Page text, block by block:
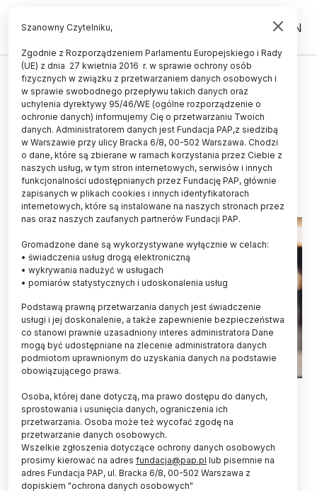
PL EN
ZDROWIE
Raport PAN: używanie nikotyny
bez udziału tytoniu zwiększa się
także wśród młodzieży
05.06.2023
aktualizacja: 05.06.2023
4 minuty czytania
Używanie nikotyny bez udziału tytoniu zwiększa
się także wśród młodzieży - wynika z raportu PAN
"Polskie zdrowie 2.0". Nikotyna podawana bez
udziału tytoniu budzi zaniepokojenie specjalistów
od uzależnień - powiedział PAP psychiatra i
Szanowny Czytelniku,
Zgodnie z Rozporządzeniem Parlamentu Europejskiego i Rady
(UE) z dnia 27 kwietnia 2016 r. w sprawie ochrony osób
fizycznych w związku z przetwarzaniem danych osobowych i
w sprawie swobodnego przepływu takich danych oraz
uchylenia dyrektywy 95/46/WE (ogólne rozporządzenie o
ochronie danych) informujemy Cię o przetwarzaniu Twoich
danych. Administratorem danych jest Fundacja PAP,z siedzibą
w Warszawie przy ulicy Bracka 6/8, 00-502 Warszawa. Chodzi
o dane, które są zbierane w ramach korzystania przez Ciebie z
naszych usług, w tym stron internetowych, serwisów i innych
funkcjonalności udostępnianych przez Fundację PAP, głównie
zapisanych w plikach cookies i innych identyfikatorach
internetowych, które są instalowane na naszych stronach przez
nas oraz naszych zaufanych partnerów Fundacji PAP.
Gromadzone dane są wykorzystywane wyłącznie w celach:
• świadczenia usług drogą elektroniczną
• wykrywania nadużyć w usługach
• pomiarów statystycznych i udoskonalenia usług
Podstawą prawną przetwarzania danych jest świadczenie
usługi i jej doskonalenie, a także zapewnienie bezpieczeństwa
co stanowi prawnie uzasadniony interes administratora Dane
mogą być udostępniane na zlecenie administratora danych
podmiotom uprawnionym do uzyskania danych na podstawie
obowiązującego prawa.
Osoba, której dane dotyczą, ma prawo dostępu do danych,
sprostowania i usunięcia danych, ograniczenia ich
przetwarzania. Osoba może też wycofać zgodę na
przetwarzanie danych osobowych.
Wszelkie zgłoszenia dotyczące ochrony danych osobowych
prosimy kierować na adres fundacja@pap.pl lub pisemnie na
adres Fundacja PAP, ul. Bracka 6/8, 00-502 Warszawa z
dopiskiem "ochrona danych osobowych"